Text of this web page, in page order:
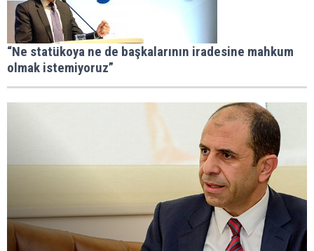
“Ne statükoya ne de başkalarının iradesine mahkum
olmak istemiyoruz”